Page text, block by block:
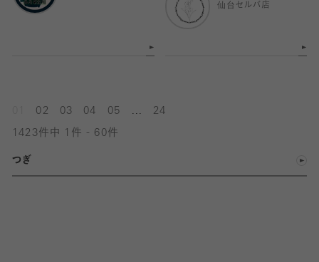
仙台セルバ店
02 03 04 05 24
1423件中 1件 - 60件
つぎ